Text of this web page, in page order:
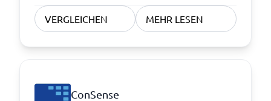
VERGLEICHEN MEHR LESEN
ConSense